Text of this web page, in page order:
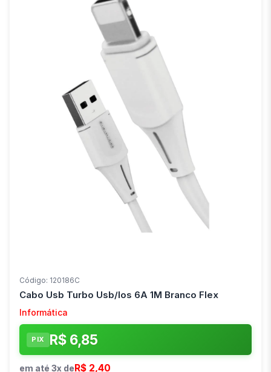
Código: 120186C
Cabo Usb Turbo Usb/Ios 6A 1M Branco Flex
Informática
PIX R$ 6,85
em até 3x de R$ 2,40